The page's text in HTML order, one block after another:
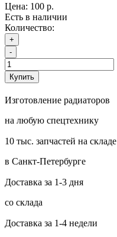
Цена: 100 р.
Есть в наличии
Количество:
+
-
Купить
Изготовление радиаторов
на любую спецтехнику
10 тыс. запчастей на складе
в Санкт-Петербурге
Доставка за 1-3 дня
со склада
Доставка за 1-4 недели